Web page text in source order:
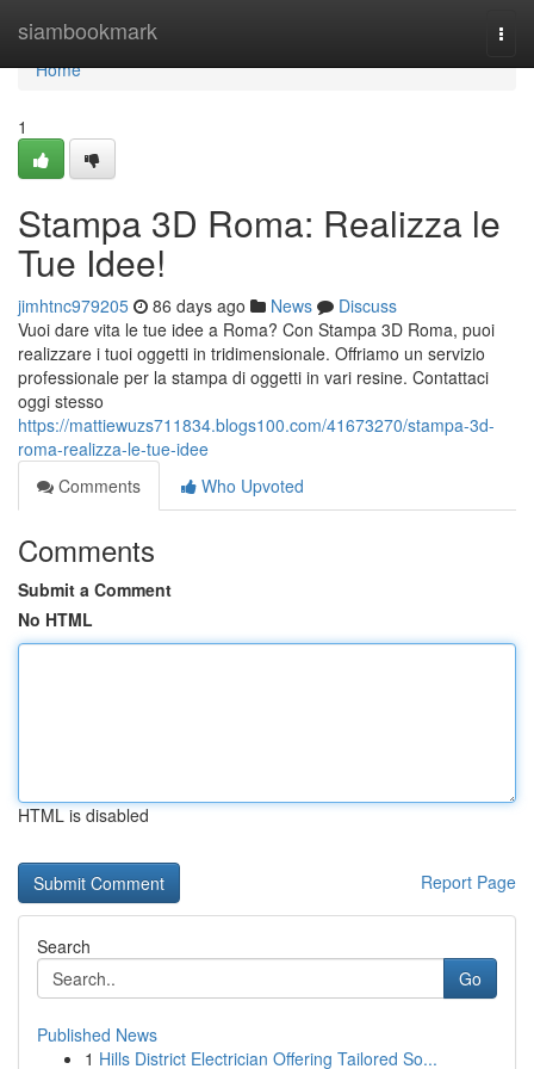
siambookmark
Home
Home
1
Stampa 3D Roma: Realizza le
Tue Idee!
jimhtnc979205 86 days ago News
Discuss
Vuoi dare vita le tue idee a Roma? Con Stampa 3D Roma, puoi
realizzare i tuoi oggetti in tridimensionale. Offriamo un servizio
professionale per la stampa di oggetti in vari resine. Contattaci
oggi stesso
https://mattiewuzs711834.blogs100.com/41673270/stampa-3d-
roma-realizza-le-tue-idee
Comments
Who Upvoted
Comments
Submit a Comment
No HTML
HTML is disabled
Report Page
Search
Go
Published News
1 Hills District Electrician Offering Tailored So...